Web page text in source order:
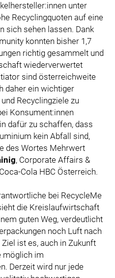
unter
Recyclingquoten auf eine
sich sehen lassen. Dank
konnten bisher 1,7
richtig gesammelt und
wiederverwertet
sind österreichweite
daher ein wichtiger
Recyclingziele zu
Konsument:innen
dafür zu schaffen, dass
kein Abfall sind,
des Wortes Mehrwert
, Corporate Affairs &
Cola HBC Österreich.
bei RecycleMe
die Kreislaufwirtschaft
guten Weg, verdeutlicht
noch Luft nach
ist es, auch in Zukunft
möglich im
Derzeit wird nur jede